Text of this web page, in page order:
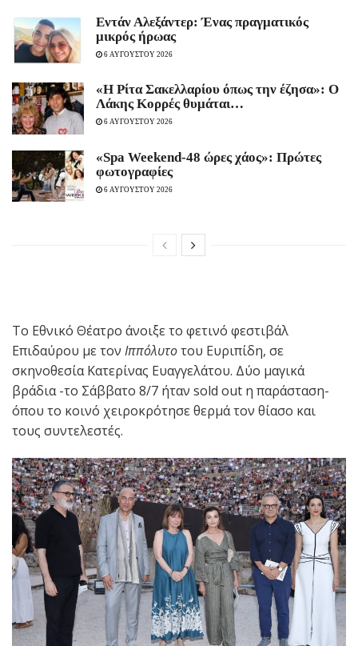
Εντάν Αλεξάντερ: Ένας πραγματικός
μικρός ήρωας
6 ΑΥΓΟΥΣΤΟΥ 2026
«Η Ρίτα Σακελλαρίου όπως την έζησα»: Ο
Λάκης Κορρές θυμάται…
6 ΑΥΓΟΥΣΤΟΥ 2026
«Spa Weekend-48 ώρες χάος»: Πρώτες
φωτογραφίες
6 ΑΥΓΟΥΣΤΟΥ 2026
Το Εθνικό Θέατρο άνοιξε το φετινό φεστιβάλ
Επιδαύρου με τον Ιππόλυτοτου Ευριπίδη, σε
σκηνοθεσία Κατερίνας Ευαγγελάτου. Δύο μαγικά
βράδια -το Σάββατο 8/7 ήταν sold out η παράσταση-
όπου το κοινό χειροκρότησε θερμά τον θίασο και
τους συντελεστές.